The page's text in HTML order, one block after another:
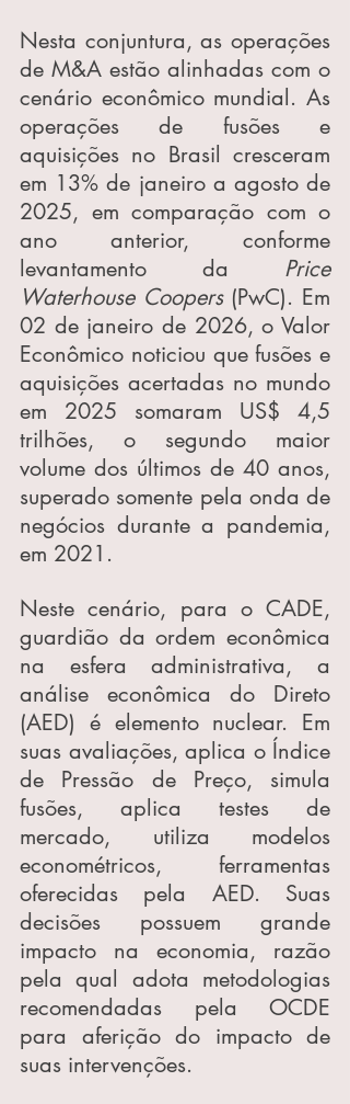
Nesta conjuntura, as operações
de M&A estão alinhadas com o
cenário econômico mundial. As
operações de fusões e
aquisições no Brasil cresceram
em 13% de janeiro a agosto de
2025, em comparação com o
ano anterior, conforme
levantamento da Price
Waterhouse Coopers (PwC). Em
02 de janeiro de 2026, o Valor
Econômico noticiou que fusões e
aquisições acertadas no mundo
em 2025 somaram US$ 4,5
trilhões, o segundo maior
volume dos últimos de 40 anos,
superado somente pela onda de
negócios durante a pandemia,
em 2021.
Neste cenário, para o CADE,
guardião da ordem econômica
na esfera administrativa, a
análise econômica do Direto
(AED) é elemento nuclear. Em
suas avaliações, aplica o Índice
de Pressão de Preço, simula
fusões, aplica testes de
mercado, utiliza modelos
econométricos, ferramentas
oferecidas pela AED. Suas
decisões possuem grande
impacto na economia, razão
pela qual adota metodologias
recomendadas pela OCDE
para aferição do impacto de
suas intervenções.